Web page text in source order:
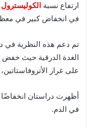
ارتفاع نسبة الكوليسترول
في انخفاض كبير في
تم دعم هذه النظرية في
على غرار
أظهرت دراستان انخفاضًا
في الدم.